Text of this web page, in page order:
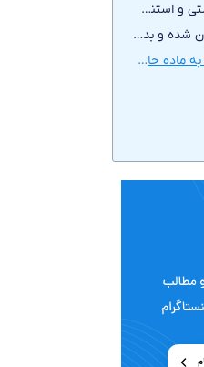
عوارض جانبی آنژیوپلاستی و استنت گذاری چیست؟
انسداد شریان درمان شده و بدتر شدن علائم در کوتاه مدت:
واکنش حساسیتی به ماده حاجب: